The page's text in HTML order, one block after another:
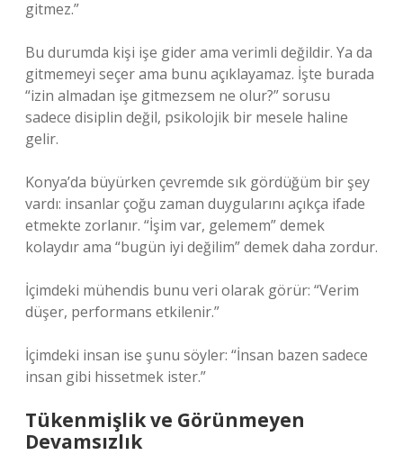
gitmez.”
Bu durumda kişi işe gider ama verimli değildir. Ya da
gitmemeyi seçer ama bunu açıklayamaz. İşte burada
“izin almadan işe gitmezsem ne olur?” sorusu
sadece disiplin değil, psikolojik bir mesele haline
gelir.
Konya’da büyürken çevremde sık gördüğüm bir şey
vardı: insanlar çoğu zaman duygularını açıkça ifade
etmekte zorlanır. “İşim var, gelemem” demek
kolaydır ama “bugün iyi değilim” demek daha zordur.
İçimdeki mühendis bunu veri olarak görür: “Verim
düşer, performans etkilenir.”
İçimdeki insan ise şunu söyler: “İnsan bazen sadece
insan gibi hissetmek ister.”
Tükenmişlik ve Görünmeyen
Devamsızlık